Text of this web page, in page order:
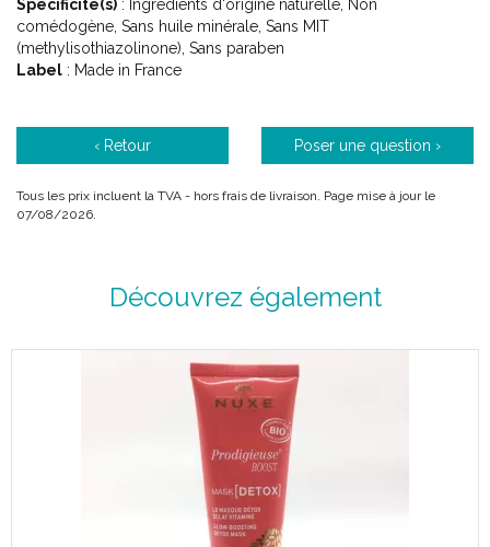
Spécificité(s) : Ingrédients d'origine naturelle, Non
comédogène, Sans huile minérale, Sans MIT
(methylisothiazolinone), Sans paraben
Label : Made in France
‹ Retour Poser une question ›
Tous les prix incluent la TVA - hors frais de livraison. Page mise à jour le
07/08/2026.
Découvrez également